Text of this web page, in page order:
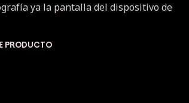
ya la pantalla del dispositivo de
PRODUCTO